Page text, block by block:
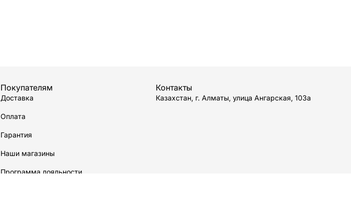
Покупателям
Доставка
Оплата
Гарантия
Наши магазины
Программа лояльности
Контакты
Казахстан, г. Алматы, улица Ангарская, 103а